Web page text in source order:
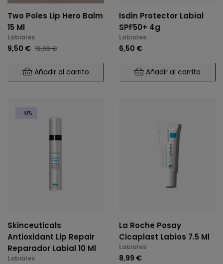
Two Poles Lip Hero Balm
15 Ml
Labiales
9,50 € 19,00 €
Añadir al carrito
Isdin Protector Labial
SPF50+ 4g
Labiales
6,50 €
Añadir al carrito
-10%
Skinceuticals
Antioxidant Lip Repair
Reparador Labial 10 Ml
Labiales
La Roche Posay
Cicaplast Labios 7.5 Ml
Labiales
8,99 €